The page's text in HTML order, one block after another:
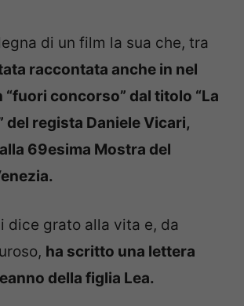
di un film la sua che, tra
raccontata anche in nel
concorso” dal titolo “La
del regista Daniele Vicari,
69esima Mostra del
dice grato alla vita e, da
ha scritto una lettera
della figlia Lea.